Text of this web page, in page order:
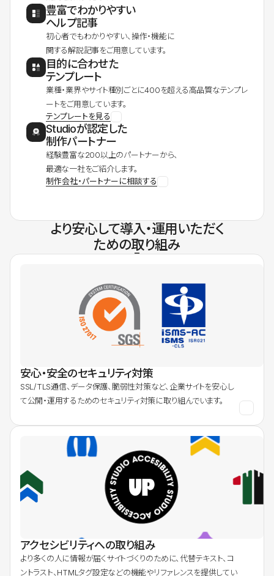
豊富でわかりやすい
ヘルプ記事
初心者でもわかりやすい、操作・機能に
関する解説記事をご用意しています。
目的に合わせた
テンプレート
業種・業界やサイト種別ごとに400を超える高品質なテンプレ
ートをご用意しています。
テンプレートを見る
Studioが認定した
制作パートナー
経験豊富な200以上のパートナーから、
最適な一社をご紹介します。
制作会社・パートナーに相談する
より安心して導入・運用いただく
ための取り組み
安心・安全のセキュリティ対策
SSL/TLS通信、データ保護、脆弱性対策など、企業サイトを安心し
て公開・運用するためのセキュリティ対策に取り組んでいます。
アクセシビリティへの取り組み
より多くの人に情報が届くサイトづくりのために、代替テキスト、コ
ントラスト、HTMLタグ設定などの機能やリファレンスを提供してい